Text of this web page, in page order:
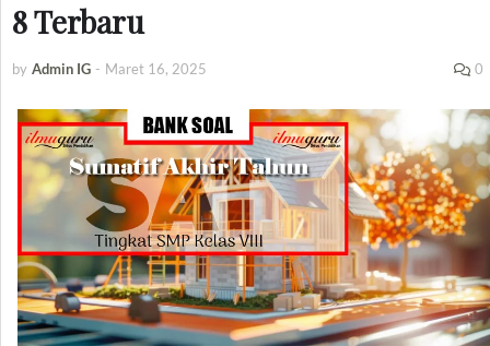
8 Terbaru
by Admin IG - Maret 16, 2025 0